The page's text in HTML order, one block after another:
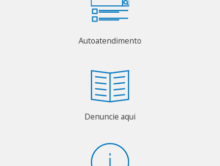
Autoatendimento
Denuncie aqui